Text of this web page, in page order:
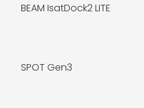
BEAM IsatDock2 LITE
SPOT Gen3